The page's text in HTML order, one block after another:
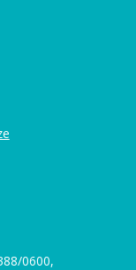
0600,